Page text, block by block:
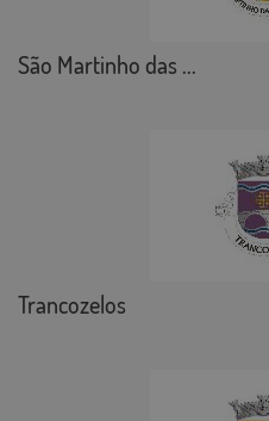
São Martinho das ...
Trancozelos